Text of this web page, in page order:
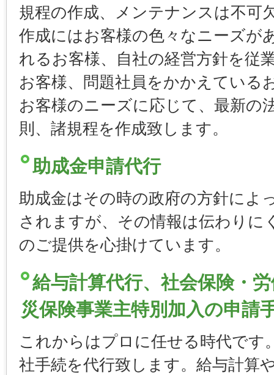
規程の作成、メンテナンスは不可
作成にはお客様の色々なニーズが
れるお客様、自社の経営方針を従
お客様、問題社員をかかえている
お客様のニーズに応じて、最新の
則、諸規程を作成致します。
助成金申請代行
助成金はその時の政府の方針によ
されますが、その情報は伝わりに
のご提供を心掛けています。
給与計算代行、社会保険・
災保険事業主特別加入の申請
これからはプロに任せる時代です
社手続を代行致します。給与計算